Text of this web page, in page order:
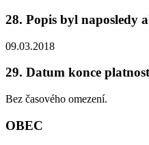
28. Popis byl naposledy
09.03.2018
29. Datum konce
Bez časového omezení.
OBEC